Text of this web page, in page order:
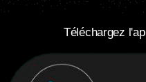
Téléchargez